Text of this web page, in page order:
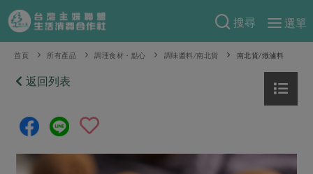
搜尋
選單
產品分類
當季蔬果
芽苗類
辛香料類
食譜料理
食材
特別企畫
預購活動
綠主張
首頁 所有產品 調理食材・點心 調味醬料/南北貨 南北貨/燉滷料
返回列表